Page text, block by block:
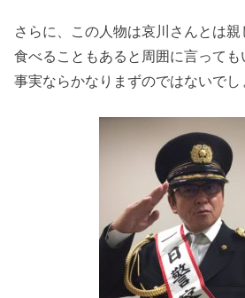
さらに、この人物は哀川さんとは
食べることもあると周囲に言って
事実ならかなりまずのではないでし